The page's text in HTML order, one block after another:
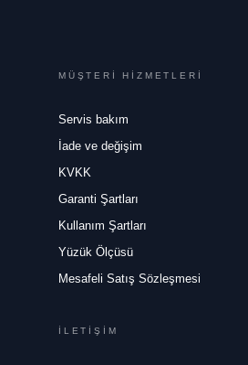
MÜŞTERİ HİZMETLERİ
Servis bakım
İade ve değişim
KVKK
Garanti Şartları
Kullanım Şartları
Yüzük Ölçüsü
Mesafeli Satış Sözleşmesi
İLETİŞİM